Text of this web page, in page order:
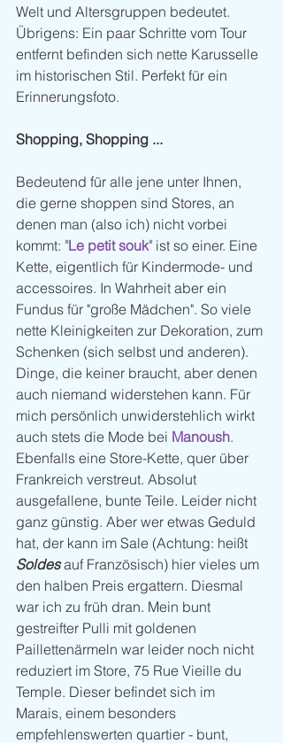
Welt und Altersgruppen bedeutet.
Übrigens: Ein paar Schritte vom Tour
entfernt befinden sich nette Karusselle
im historischen Stil. Perfekt für ein
Erinnerungsfoto.
Shopping, Shopping ...
Bedeutend für alle jene unter Ihnen,
die gerne shoppen sind Stores, an
denen man (also ich) nicht vorbei
kommt: "Le petit souk" ist so einer. Eine
Kette, eigentlich für Kindermode- und
accessoires. In Wahrheit aber ein
Fundus für "große Mädchen". So viele
nette Kleinigkeiten zur Dekoration, zum
Schenken (sich selbst und anderen).
Dinge, die keiner braucht, aber denen
auch niemand widerstehen kann. Für
mich persönlich unwiderstehlich wirkt
auch stets die Mode bei Manoush.
Ebenfalls eine Store-Kette, quer über
Frankreich verstreut. Absolut
ausgefallene, bunte Teile. Leider nicht
ganz günstig. Aber wer etwas Geduld
hat, der kann im Sale (Achtung: heißt
Soldes auf Französisch) hier vieles um
den halben Preis ergattern. Diesmal
war ich zu früh dran. Mein bunt
gestreifter Pulli mit goldenen
Paillettenärmeln war leider noch nicht
reduziert im Store, 75 Rue Vieille du
Temple. Dieser befindet sich im
Marais, einem besonders
empfehlenswerten quartier - bunt,